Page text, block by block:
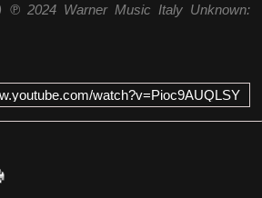
℗ 2024 Warner Music Italy Unknown:
watch?v=Pioc9AUQLSY